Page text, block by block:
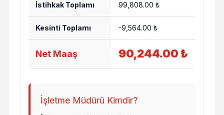
İstihkak Toplamı 99,808.00 ₺
Kesinti Toplamı -9,564.00 ₺
Net Maaş 90,244.00 ₺
İşletme Müdürü Kimdir?